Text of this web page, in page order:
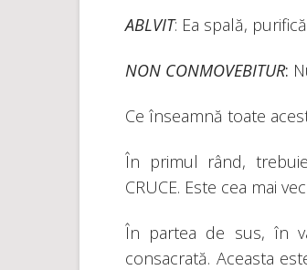
ABLVIT: Ea spală,
NON CONMOVEBITUR:
Ce înseamnă toate
În primul rând, trebuie
CRUCE. Este cea mai
În partea de sus, în
consacrată. Aceasta